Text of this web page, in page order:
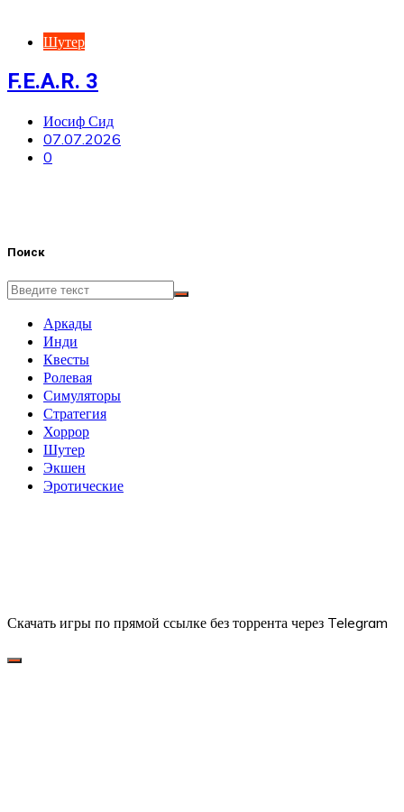
Шутер
F.E.A.R. 3
Иосиф Сид
07.07.2026
0
Поиск
Аркады
Инди
Квесты
Ролевая
Симуляторы
Стратегия
Хоррор
Шутер
Экшен
Эротические
Скачать игры по прямой ссылке без торрента через Telegram